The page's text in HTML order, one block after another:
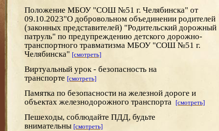
Положение МБОУ "СОШ №51 г. Челябинска" от
09.10.2023"О добровольном объединении родителей
(законных представителей) "Родительский дорожный
патруль" по предупреждению детского дорожно-
транспортного травматизма МБОУ "СОШ №51 г.
Челябинска" [смотреть]
Виртуальный урок - безопасность на
транспорте [смотреть]
Памятка по безопасности на железной дороге и
объектах железнодорожного транспорта
[смотреть]
Пешеходы, соблюдайте ПДД, будьте
внимательны [смотреть]